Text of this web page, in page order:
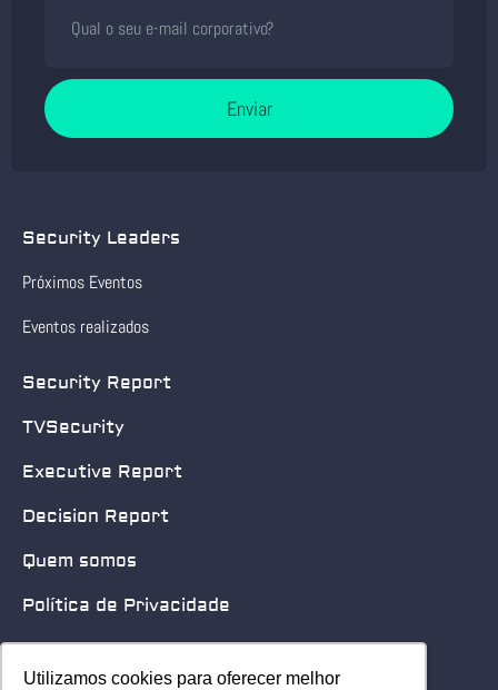
Utilizamos cookies para oferecer melhor
Utilizamos cookies para oferecer melhor
Enviar
Security Leaders
Próximos Eventos
Eventos realizados
Security Report
TVSecurity
Executive Report
Decision Report
Quem somos
Política de Privacidade
Quero patrocinar